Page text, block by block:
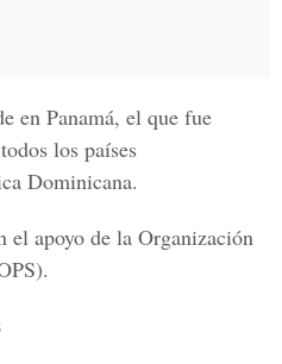
en Panamá, el que fue
los países
Dominicana.
el apoyo de la Organización